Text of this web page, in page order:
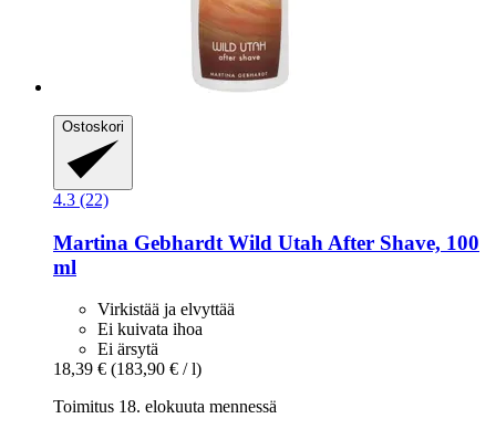
Ostoskori
4.3 (22)
Martina Gebhardt Wild Utah After Shave, 100
ml
Virkistää ja elvyttää
Ei kuivata ihoa
Ei ärsytä
18,39 € (183,90 € / l)
Toimitus 18. elokuuta mennessä